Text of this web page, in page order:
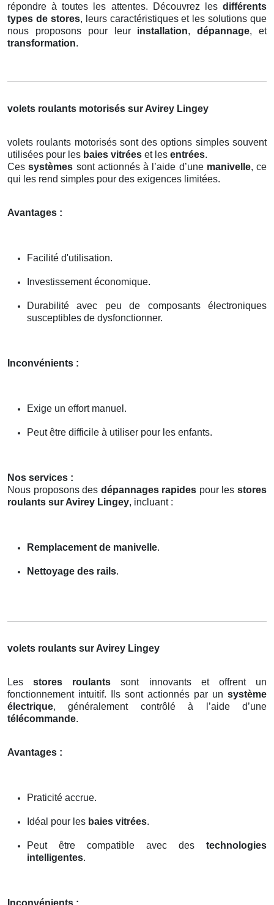
répondre à toutes les attentes. Découvrez les différents
types de stores, leurs caractéristiques et les solutions que
nous proposons pour leur installation,dépannage, et
transformation.
volets roulants motorisés sur Avirey Lingey
volets roulants motorisés sont des options simples souvent
utilisées pour les baies vitrées et les entrées.
Cessystèmes sont actionnés à l’aide d’une manivelle, ce
qui les rend simples pour des exigences limitées.
Avantages :
Facilité d'utilisation.
Investissement économique.
Durabilité avec peu de composants électroniques
susceptibles de dysfonctionner.
Inconvénients :
Exige un effort manuel.
Peut être difficile à utiliser pour les enfants.
Nos services :
Nous proposons des dépannages rapides pour lesstores
roulants sur Avirey Lingey, incluant :
Remplacement de manivelle.
Nettoyage des rails.
volets roulants sur Avirey Lingey
Lesstores roulants sont innovants et offrent un
fonctionnement intuitif. Ils sont actionnés par un système
électrique, généralement contrôlé à l’aide d’une
télécommande.
Avantages :
Praticité accrue.
Idéal pour les baies vitrées.
Peut être compatible avec des technologies
intelligentes.
Inconvénients :